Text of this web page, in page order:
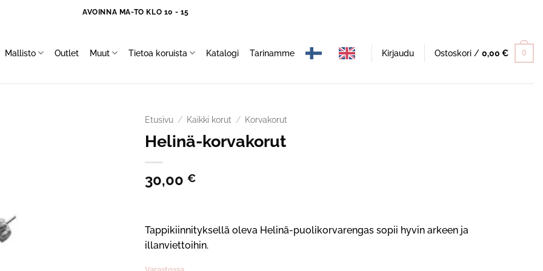
AVOINNA MA-TO KLO 10 - 15
Mallisto Outlet Muut Tietoa koruista Katalogi Tarinamme Kirjaudu Ostoskori /0,00€ 0
Etusivu / Kaikki korut / Korvakorut
Helinä-korvakorut
30,00 €
Tappikiinnityksellä oleva Helinä-puolikorvarengas sopii hyvin arkeen ja
illanviettoihin.